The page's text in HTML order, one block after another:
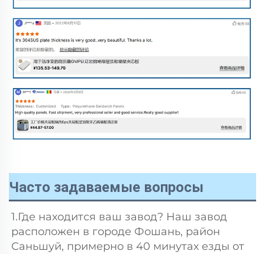
Часто задаваемые вопросы
1.Где находится ваш завод? Наш завод
расположен в городе Фошань, район
Саньшуй, примерно в 40 минутах езды от